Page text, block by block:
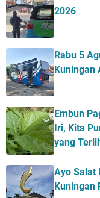
2026
Rabu 5
Kuningan
Embun
Iri, Kita
yang
Ayo Salat
Kuningan